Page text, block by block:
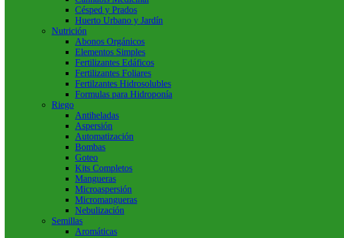
Césped y Prados
Huerto Urbano y Jardín
Nutrición
Abonos Orgánicos
Elementos Simples
Fertilizantes Edáficos
Fertilizantes Foliares
Fertilzantes Hidrosolubles
Formulas para Hidroponía
Riego
Antiheladas
Aspersión
Automatización
Bombas
Goteo
Kits Completos
Mangueras
Microaspersión
Micromangueras
Nebulización
Semillas
Aromáticas